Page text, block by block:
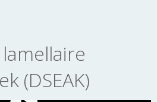
(DSEAK)